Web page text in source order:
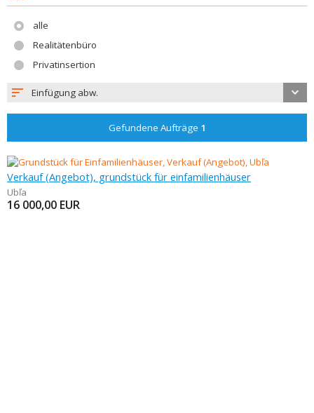
alle
Realitätenbüro
Privatinsertion
Einfügung abw.
Gefundene Aufträge 1
Verkauf (Angebot), grundstück für einfamilienhäuser
Ubľa
16 000,00 EUR